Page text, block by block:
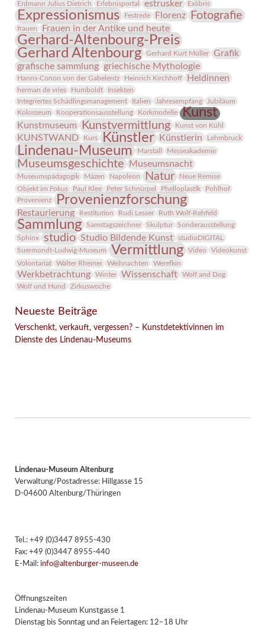
Erdmann Julius Dietrich
Erlebnisportal estrusker Exlibris
Expressionismus Festrede Florenz Fotografie
frauen Frauen in der Antike und heute
Gerhard-Altenbourg-Preis
Gerhard Altenbourg
Gerhard Kurt Müller
Grafik
grafische sammlung griechische Mythologie
Hanns-Conon von der Gabelentz Heinrich Kirchhoff Heldinnen
herman de vries Humboldt
Insekten
Integriertes Schädlingsmanagement
Italien Jahresempfang
Jubiläum
Kolosseum
Kooperationsausstellung Korkmodelle Kunst
Kunstmuseum Kunstvermittlung Kunst von Kühl
KUNSTWAND Kurs Künstler Künstlerin Lehmbruck
Lindenau-Museum Marstall Messeakademie
Museumsgeschichte Museumsnacht
Museumspädagogik Mäzen Napoleon Natur
Neue Remise
Objekt im Fokus
Paul Klee Peter Schnürpel Phelloplastik
Pohlhof
Provenienz
Provenienzforschung
Restaurierung Restitution Rudi Lesser Ruth Wolf-Rehfeld
Sammlung Samstagszeichner Skulptur
Sonderausstellung
Sphinx
studio Studio Bildende Kunst
studioDIGITAL
Suermondt-Ludwig-Museum
Vermittlung Video
Videokunst
Volontariat
Walter Rheiner Weihnachten Werefkin
Werkbetrachtung Winter Wissenschaft
Wolf and Dog
Wolf und Hund
Zirkuswoche
Neueste Beiträge
Verschenkt, verkauft, vergessen? – Kunstdetektivinnen im
Dienste des Lindenau-Museums
Lindenau-Museum Altenburg
Verwaltung/Postadresse: Hillgasse 15
D-04600 Altenburg/Thüringen
Tel.: +49 (0)3447 8955-430
Fax: +49 (0)3447 8955-440
E-Mail: info@altenburger-museen.de
Öffnungszeiten
Lindenau-Museum Kunstgasse 1
Dienstag bis Sonntag und an Feiertagen: 12–18 Uhr